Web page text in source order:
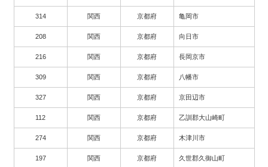
314 関西 京都府 亀岡市
208 関西 京都府 向日市
216 関西 京都府 長岡京市
309 関西 京都府 八幡市
327 関西 京都府 京田辺市
112 関西 京都府 乙訓郡大山崎町
274 関西 京都府 木津川市
197 関西 京都府 久世郡久御山町